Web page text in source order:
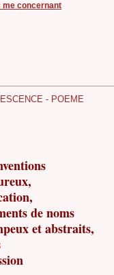
me concernant
de noms
et abstraits,